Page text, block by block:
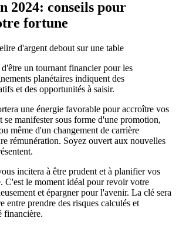
2024: conseils pour
fortune
un tournant financier pour les
planétaires indiquent des
et des opportunités à saisir.
une énergie favorable pour accroître vos
se manifester sous forme d'une promotion,
même d'un changement de carrière
rémunération. Soyez ouvert aux nouvelles
incitera à être prudent et à planifier vos
C'est le moment idéal pour revoir votre
et épargner pour l'avenir. La clé sera
entre prendre des risques calculés et
financière.